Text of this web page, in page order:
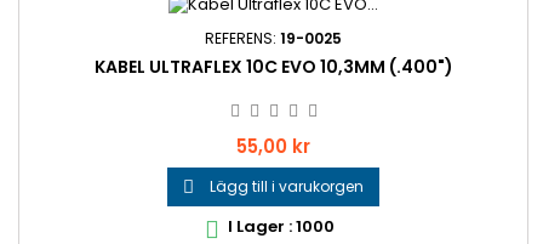
REFERENS: 19-0025
KABEL ULTRAFLEX 10C EVO 10,3MM (.400")
Pris
55,00 kr
 Lägg till i varukorgen
 I Lager : 1000